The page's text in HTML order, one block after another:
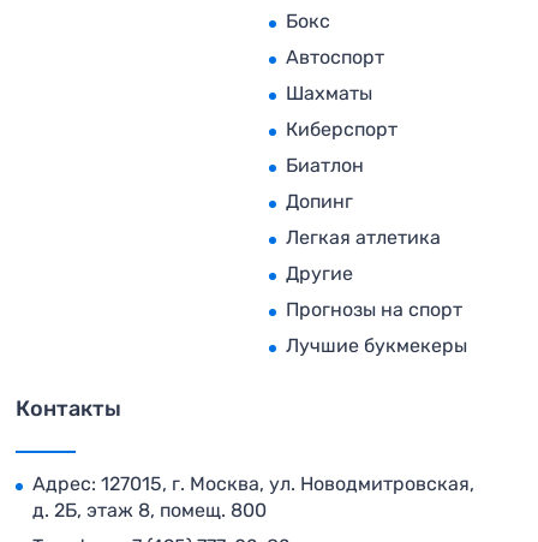
Бокс
Автоспорт
Шахматы
Киберспорт
Биатлон
Допинг
Легкая атлетика
Другие
Прогнозы на спорт
Лучшие букмекеры
Контакты
Адрес: 127015, г. Москва, ул. Новодмитровская,
д. 2Б, этаж 8, помещ. 800